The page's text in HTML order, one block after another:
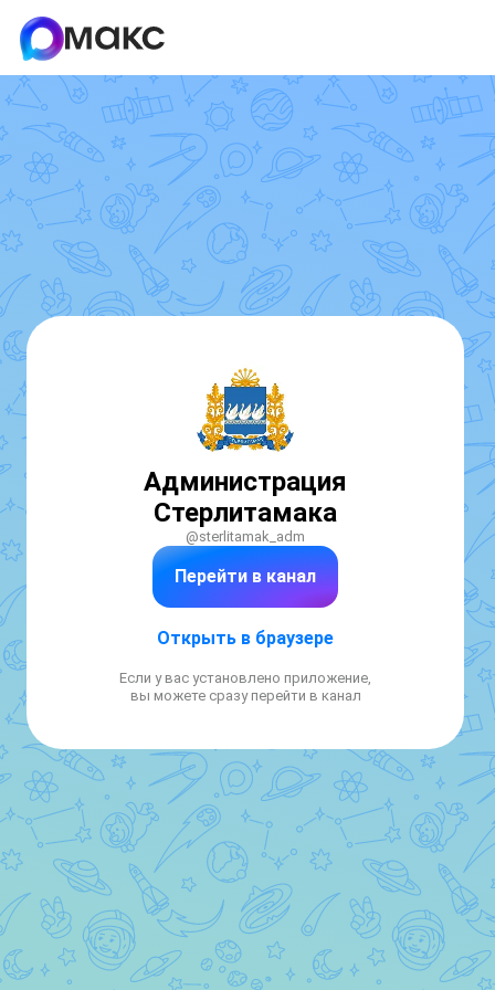
Администрация
Стерлитамака
@sterlitamak_adm
Перейти в канал
Открыть в браузере
Если у вас установлено приложение,
вы можете сразу перейти в канал